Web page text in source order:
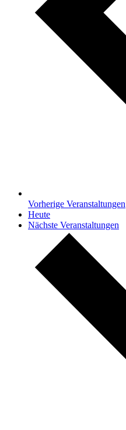
Vorherige Veranstaltungen
Heute
Nächste Veranstaltungen